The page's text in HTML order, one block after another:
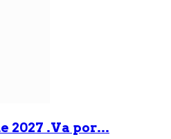
2027 .Va por...